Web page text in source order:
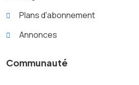
Plans d'abonnement
Annonces
Communauté